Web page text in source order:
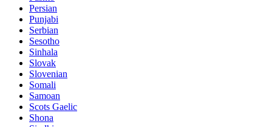
Persian
Punjabi
Serbian
Sesotho
Sinhala
Slovak
Slovenian
Somali
Samoan
Scots Gaelic
Shona